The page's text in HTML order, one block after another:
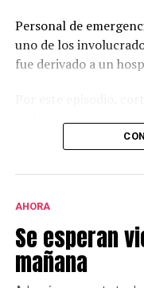
Personal de
uno de los
fue derivado a un
Además,
Alsina y Mitre y
Reproductor
de
vídeo
Media error:
not found
Descargar archivo: https://
content/uploads/2026/05/
AHORA
Se esperan
mañana